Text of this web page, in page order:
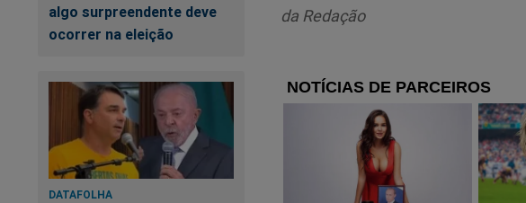
algo surpreendente deve
ocorrer na eleição
DATAFOLHA
da Redação